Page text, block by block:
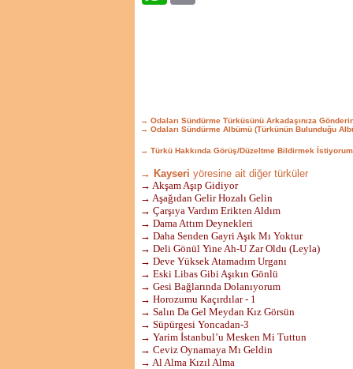
→ Odaları Sündürme Türküsünü Arkadaşınıza
→ Odaları Sündürme Albümü (Türkünün Bulunduğu
→ Türkü Hakkında Görüş/Düzeltme Bildirmek İstiyorum
→ Kayseri yöresine ait diğer türküler
→ Akşam Aşıp Gidiyor
→ Aşağıdan Gelir Hozalı Gelin
→ Çarşıya Vardım Erikten Aldım
→ Dama Attım Deynekleri
→ Daha Senden Gayri Aşık Mı Yoktur
→ Deli Gönül Yine Ah-U Zar Oldu (Leyla)
→ Deve Yüksek Atamadım Urganı
→ Eski Libas Gibi Aşıkın Gönlü
→ Gesi Bağlarında Dolanıyorum
→ Horozumu Kaçırdılar - 1
→ Salın Da Gel Meydan Kız Görsün
→ Süpürgesi Yoncadan-3
→ Yarim İstanbul’u Mesken Mi Tuttun
→ Ceviz Oynamaya Mı Geldin
→ Al Alma Kızıl Alma